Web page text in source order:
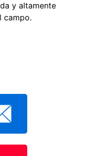
y altamente
campo.